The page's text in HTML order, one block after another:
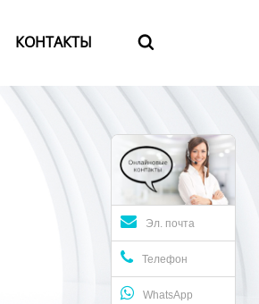
КОНТАКТЫ 
Эл. почта
Телефон
WhatsApp